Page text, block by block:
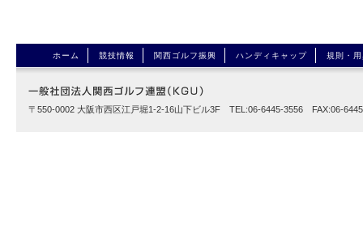
ホーム 競技情報 関西ゴルフ振興 ハンディキャップ 規則・
〒550-0002 大阪市西区江戸堀1-2-16山下ビル3F TEL:06-6445-3556 FAX:06-